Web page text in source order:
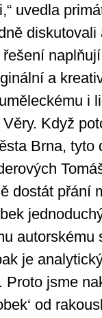
uvedla
a
i
Když
Brna, tyto
dostát přání
autorskému
je
Proto jsme
od